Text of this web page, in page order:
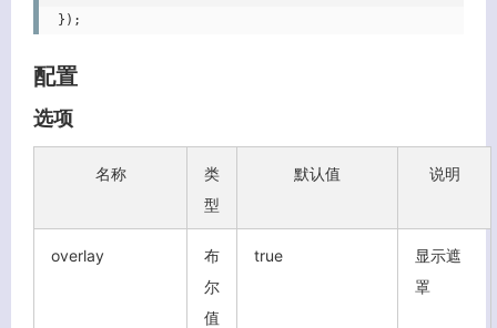
});
配置
选项
名称
类
型
默认值 说明
overlay
布
尔
值
true
显示遮
罩